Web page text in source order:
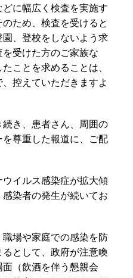
に幅広く検査を実施す
ため、検査を受けると
、登校をしないよう求
受けた方のご家族な
ことを求めることは、
控えていただきますよ
き、患者さん、周囲の
尊重した報道に、ご配
イルス感染症が拡大傾
染者の発生が続いてお
場や家庭での感染を防
として、政府が注意喚
（飲酒を伴う懇親会